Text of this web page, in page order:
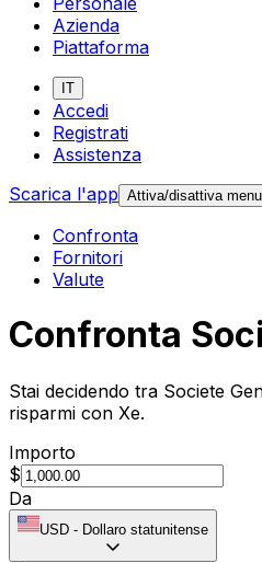
Azienda
Piattaforma
IT
Accedi
Registrati
Assistenza
Scarica l'app Attiva/disattiva menu
Confronta
Fornitori
Valute
Confronta
Stai decidendo tra Societe
risparmi con Xe.
Importo
$
Da
USD - Dollaro statunitense